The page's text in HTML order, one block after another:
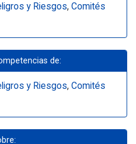
y Riesgos, Comités
de:
y Riesgos, Comités